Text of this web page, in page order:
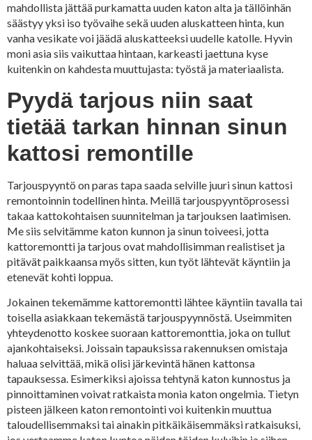
mahdollista jättää purkamatta uuden katon alta ja tällöinhän
säästyy yksi iso työvaihe sekä uuden aluskatteen hinta, kun
vanha vesikate voi jäädä aluskatteeksi uudelle katolle. Hyvin
moni asia siis vaikuttaa hintaan, karkeasti jaettuna kyse
kuitenkin on kahdesta muuttujasta: työstä ja materiaalista.
Pyydä tarjous niin saat
tietää tarkan hinnan sinun
kattosi remontille
Tarjouspyyntö on paras tapa saada selville juuri sinun kattosi
remontoinnin todellinen hinta. Meillä tarjouspyyntöprosessi
takaa kattokohtaisen suunnitelman ja tarjouksen laatimisen.
Me siis selvitämme katon kunnon ja sinun toiveesi, jotta
kattoremontti ja tarjous ovat mahdollisimman realistiset ja
pitävät paikkaansa myös sitten, kun työt lähtevät käyntiin ja
etenevät kohti loppua.
Jokainen tekemämme kattoremontti lähtee käyntiin tavalla tai
toisella asiakkaan tekemästä tarjouspyynnöstä. Useimmiten
yhteydenotto koskee suoraan kattoremonttia, joka on tullut
ajankohtaiseksi. Joissain tapauksissa rakennuksen omistaja
haluaa selvittää, mikä olisi järkevintä hänen kattonsa
tapauksessa. Esimerkiksi ajoissa tehtynä katon kunnostus ja
pinnoittaminen voivat ratkaista monia katon ongelmia. Tietyn
pisteen jälkeen katon remontointi voi kuitenkin muuttua
taloudellisemmaksi tai ainakin pitkäikäisemmäksi ratkaisuksi,